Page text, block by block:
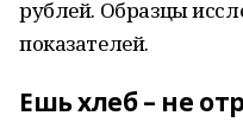
рублей. Образцы
показателей.
Ешь хлеб – не